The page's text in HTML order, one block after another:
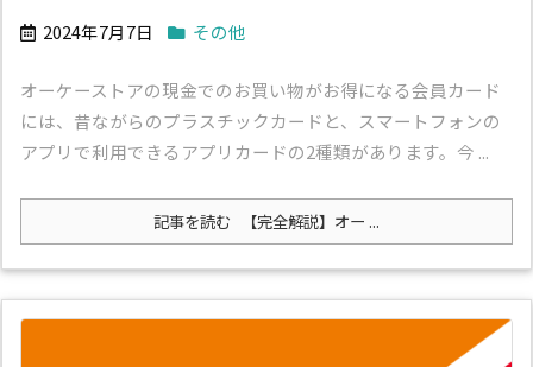
2024年7月7日 その他
オーケーストアの現金でのお買い物がお得になる会員カード
には、昔ながらのプラスチックカードと、スマートフォンの
アプリで利用できるアプリカードの2種類があります。今 ...
記事を読む 【完全解説】オー ...